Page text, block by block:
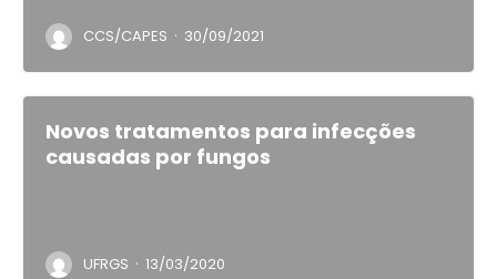
CCS/CAPES · 30/09/2021
Novos tratamentos para infecções
causadas por fungos
UFRGS · 13/03/2020